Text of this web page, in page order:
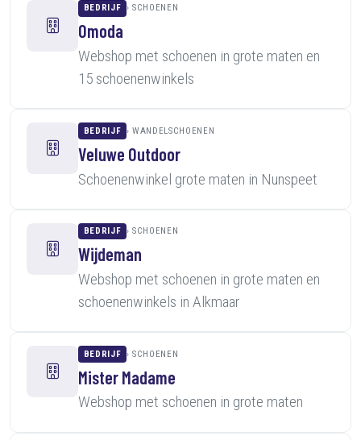
BEDRIJF SCHOENEN
Omoda
Webshop met schoenen in grote maten en
15 schoenenwinkels
BEDRIJF WANDELSCHOENEN
Veluwe Outdoor
Schoenenwinkel grote maten in Nunspeet
BEDRIJF SCHOENEN
Wijdeman
Webshop met schoenen in grote maten en
schoenenwinkels in Alkmaar
BEDRIJF SCHOENEN
Mister Madame
Webshop met schoenen in grote maten